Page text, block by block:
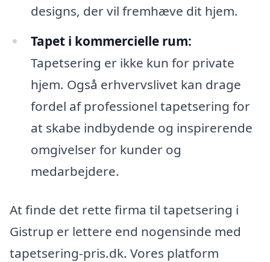
designs, der vil fremhæve dit hjem.
Tapet i kommercielle rum:
Tapetsering er ikke kun for private
hjem. Også erhvervslivet kan drage
fordel af professionel tapetsering for
at skabe indbydende og inspirerende
omgivelser for kunder og
medarbejdere.
At finde det rette firma til tapetsering i
Gistrup er lettere end nogensinde med
tapetsering-pris.dk. Vores platform